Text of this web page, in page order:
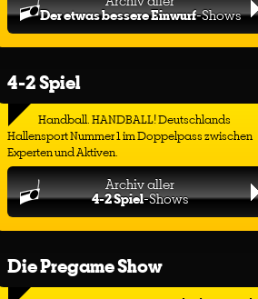
Der etwas bessere Einwurf-Shows
4-2 Spiel
Handball. HANDBALL! Deutschlands
Hallensport Nummer 1 im Doppelpass zwischen
Experten und Aktiven.
Archiv aller
4-2 Spiel-Shows
Die Pregame Show